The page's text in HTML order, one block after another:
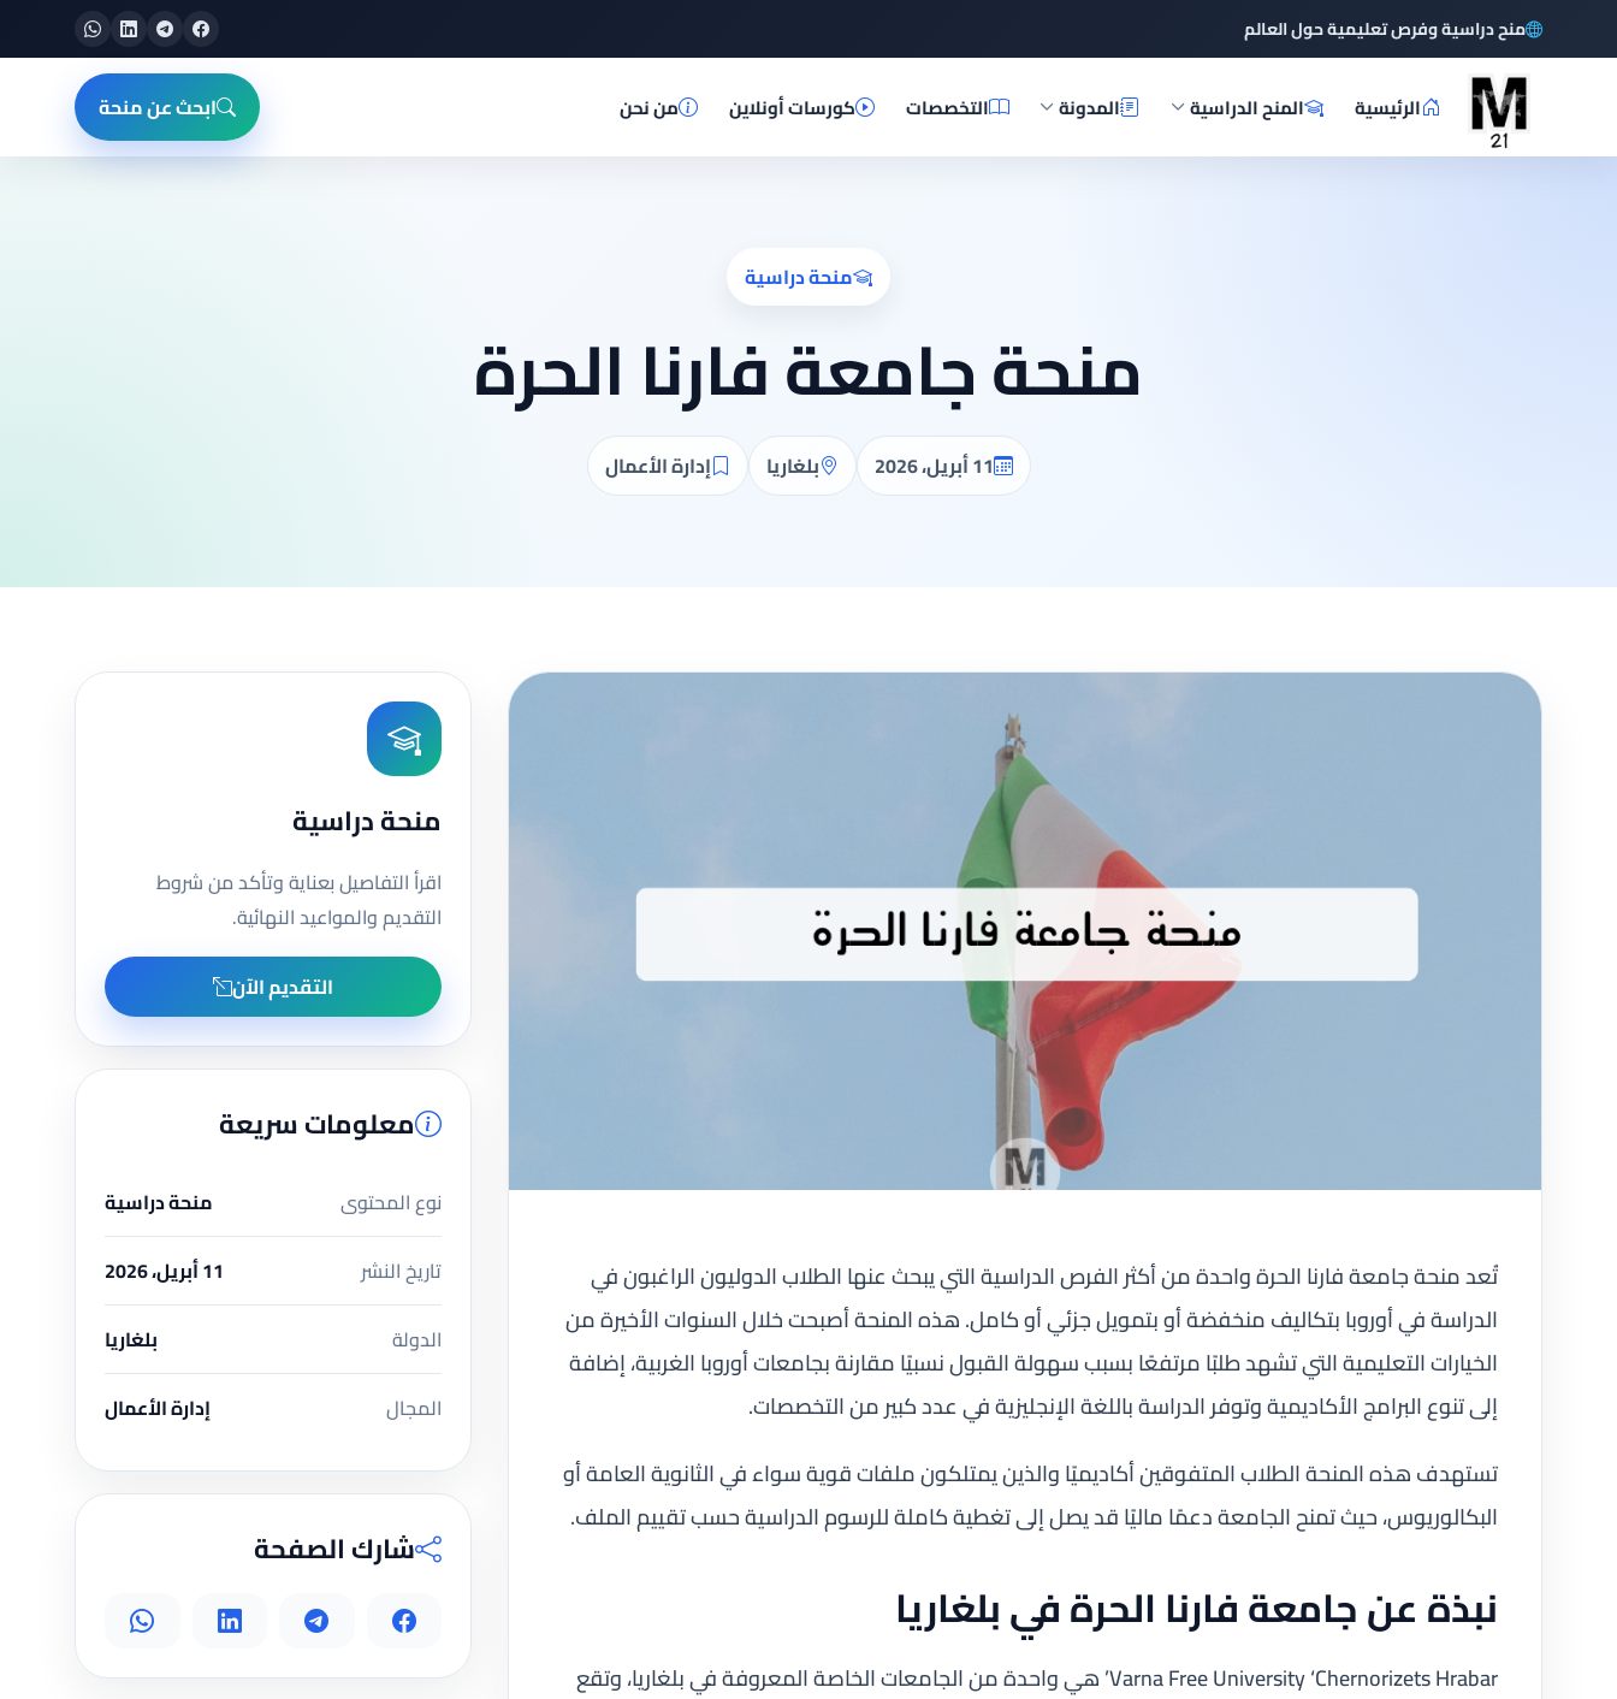
منح دراسية وفرص تعليمية حول العالم
الرئيسية المنح الدراسية المدونة التخصصات كورسات أونلاين من نحن ابحث عن منحة
منحة دراسية
منحة جامعة فارنا الحرة
11 أبريل، 2026 بلغاريا إدارة الأعمال
تُعد منحة جامعة فارنا الحرة واحدة من أكثر الفرص الدراسية التي يبحث عنها الطلاب الدوليون الراغبون في
الدراسة في أوروبا بتكاليف منخفضة أو بتمويل جزئي أو كامل. هذه المنحة أصبحت خلال السنوات الأخيرة من
الخيارات التعليمية التي تشهد طلبًا مرتفعًا بسبب سهولة القبول نسبيًا مقارنة بجامعات أوروبا الغربية، إضافة
إلى تنوع البرامج الأكاديمية وتوفر الدراسة باللغة الإنجليزية في عدد كبير من التخصصات.
تستهدف هذه المنحة الطلاب المتفوقين أكاديميًا والذين يمتلكون ملفات قوية سواء في الثانوية العامة أو
البكالوريوس، حيث تمنح الجامعة دعمًا ماليًا قد يصل إلى تغطية كاملة للرسوم الدراسية حسب تقييم الملف.
نبذة عن جامعة فارنا الحرة في بلغاريا
Varna Free University ‘Chernorizets Hrabar’ هي واحدة من الجامعات الخاصة المعروفة في بلغاريا، وتقع
منحة دراسية
اقرأ التفاصيل بعناية وتأكد من شروط
التقديم والمواعيد النهائية.
التقديم الآن
معلومات سريعة
نوع المحتوى
منحة دراسية
تاريخ النشر
11 أبريل، 2026
الدولة
بلغاريا
المجال
إدارة الأعمال
شارك الصفحة